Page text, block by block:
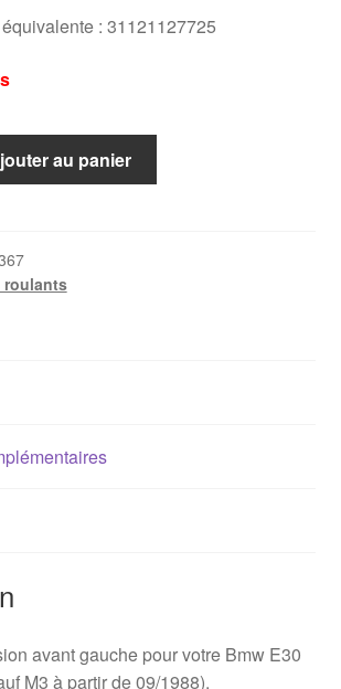
: 31121127725
au panier
roulants
avant gauche pour votre Bmw E30
M3 à partir de 09/1988).